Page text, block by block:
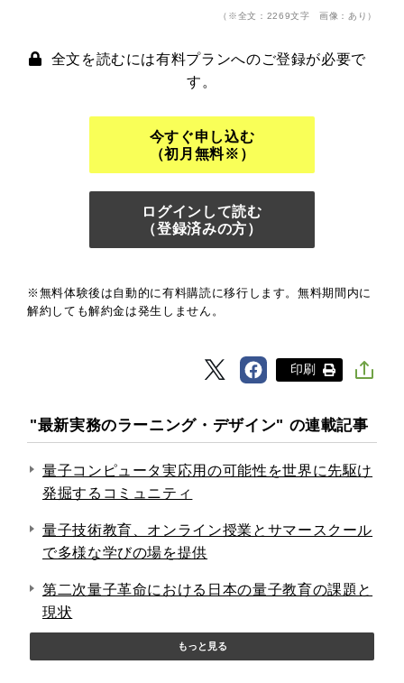
（※全文：2269文字 画像：あり）
全文を読むには有料プランへのご登録が必要で
す。
今すぐ申し込む
（初月無料※）
ログインして読む
（登録済みの方）
※無料体験後は自動的に有料購読に移行します。無料期間内に
解約しても解約金は発生しません。
印刷
"最新実務のラーニング・デザイン" の連載記事
量子コンピュータ実応用の可能性を世界に先駆け
発掘するコミュニティ
量子技術教育、オンライン授業とサマースクール
で多様な学びの場を提供
第二次量子革命における日本の量子教育の課題と
現状
もっと見る